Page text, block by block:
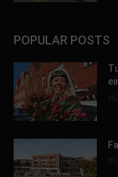
POPULAR POSTS